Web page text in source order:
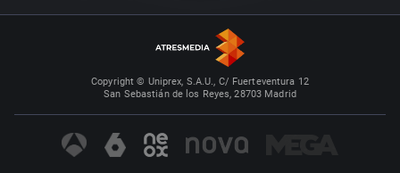
Copyright © Uniprex, S.A.U., C/ Fuerteventura 12
San Sebastián de los Reyes, 28703 Madrid